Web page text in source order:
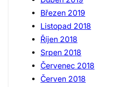
Březen 2019
Listopad 2018
Říjen 2018
Srpen 2018
Červenec 2018
Červen 2018